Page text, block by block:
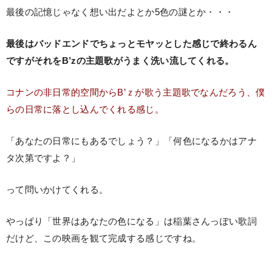
最後の記憶じゃなく想い出だよとか5色の謎とか・・・
最後はバッドエンドでちょっとモヤッとした感じで終わるん
ですがそれをB’zの主題歌がうまく洗い流してくれる。
コナンの非日常的空間からB’ｚが歌う主題歌でなんだろう、僕
らの日常に落とし込んでくれる感じ。
「あなたの日常にもあるでしょう？」「何色になるかはアナ
タ次第ですよ？」
って問いかけてくれる。
やっぱり「世界はあなたの色になる」は稲葉さんっぽい歌詞
だけど、この映画を観て完成する感じですね。